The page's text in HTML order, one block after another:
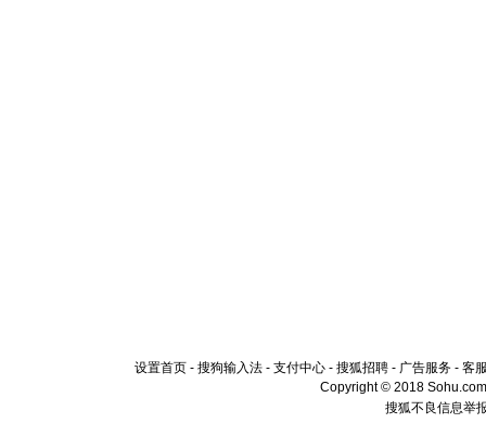
设置首页 - 搜狗输入法 - 支付中心 - 搜狐招聘 - 广告服务 - 客
Copyright © 2018
搜狐不良信息举